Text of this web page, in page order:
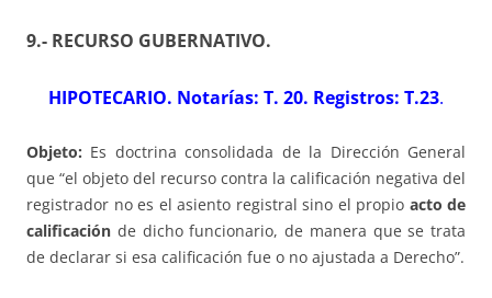
9.- RECURSO GUBERNATIVO.
HIPOTECARIO. Notarías: T. 20. Registros: T.23.
Objeto: Es doctrina consolidada de la Dirección General
que “el objeto del recurso contra la calificación negativa del
registrador no es el asiento registral sino el propio acto de
calificación de dicho funcionario, de manera que se trata
de declarar si esa calificación fue o no ajustada a Derecho”.